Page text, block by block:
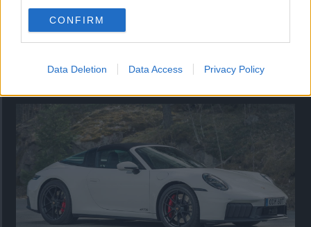
use your data for below specified purposes in below Google
consent section.
CONFIRM
Data Deletion Data Access Privacy Policy
Så står sig nya Toyota RAV4